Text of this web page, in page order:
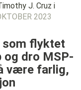
J. Cruz i
2023
som flyktet
dro MSP-
være farlig,